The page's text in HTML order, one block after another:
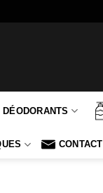
DÉODORANTS
CONTACT